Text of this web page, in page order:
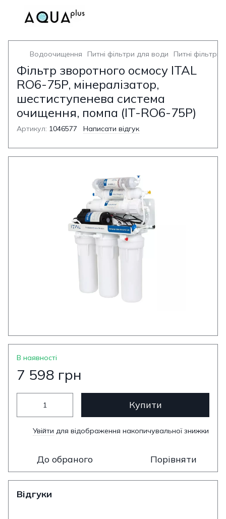
Водоочищення Питні фільтри для води Питні фільтри
Фільтр зворотного осмосу ITAL
RO6-75P, мінералізатор,
шестиступенева система
очищення, помпа (IT-RO6-75P)
Артикул: 1046577 Написати відгук
В наявності
7 598 грн
Купити
Увійти для відображення накопичувальної знижки
До обраного Порівняти
Відгуки